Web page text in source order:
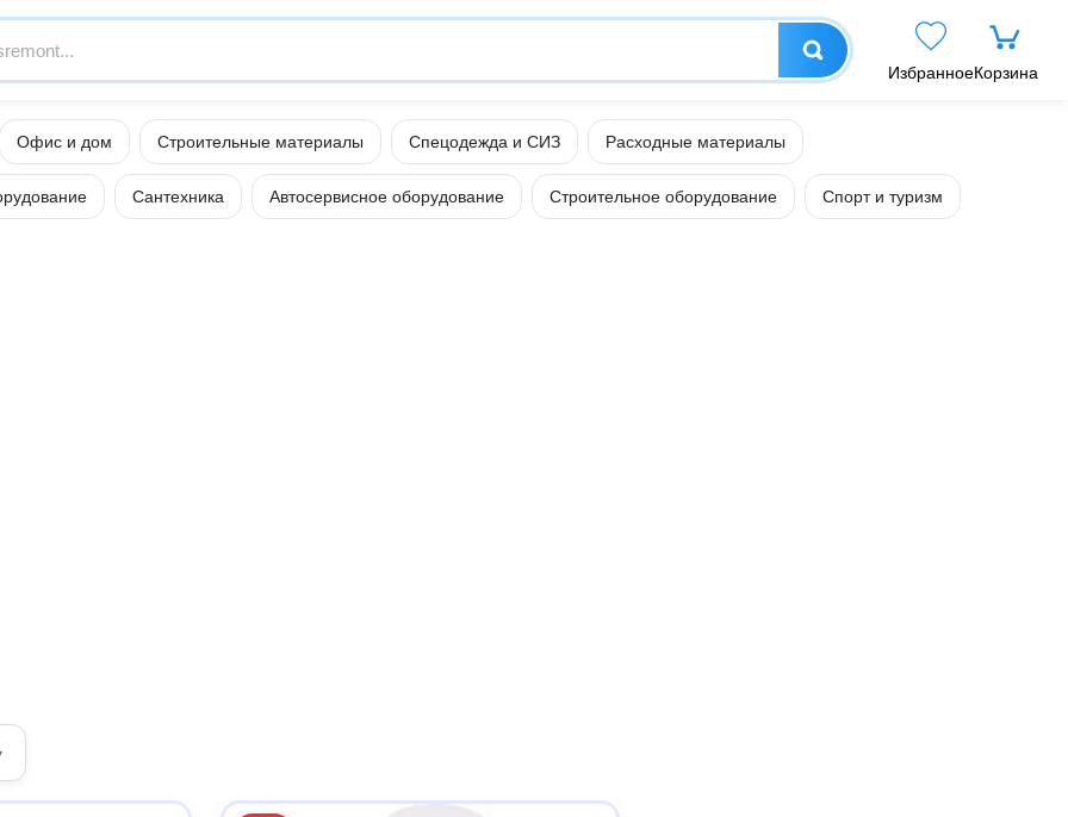
ИзбранноеКорзина
Офис и дом Строительные материалы Спецодежда и СИЗ Расходные материалы
Сантехника Автосервисное оборудование Строительное оборудование Спорт и туризм